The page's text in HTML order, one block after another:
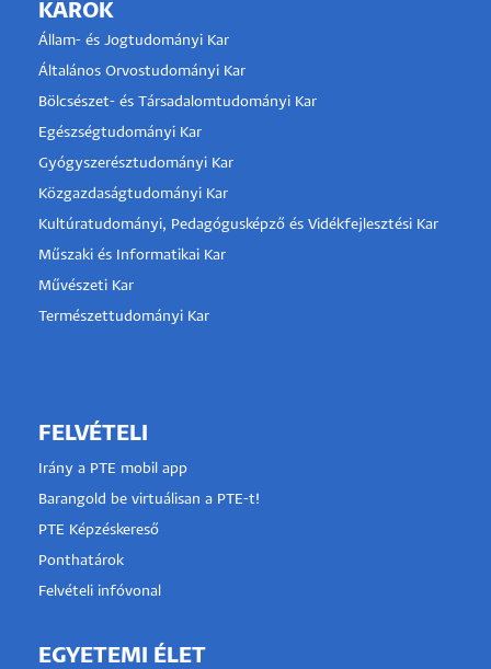
KAROK
Állam- és Jogtudományi Kar
Általános Orvostudományi Kar
Bölcsészet- és Társadalomtudományi Kar
Egészségtudományi Kar
Gyógyszerésztudományi Kar
Közgazdaságtudományi Kar
Kultúratudományi, Pedagógusképző és Vidékfejlesztési Kar
Műszaki és Informatikai Kar
Művészeti Kar
Természettudományi Kar
FELVÉTELI
Irány a PTE mobil app
Barangold be virtuálisan a PTE-t!
PTE Képzéskereső
Ponthatárok
Felvételi infóvonal
EGYETEMI ÉLET